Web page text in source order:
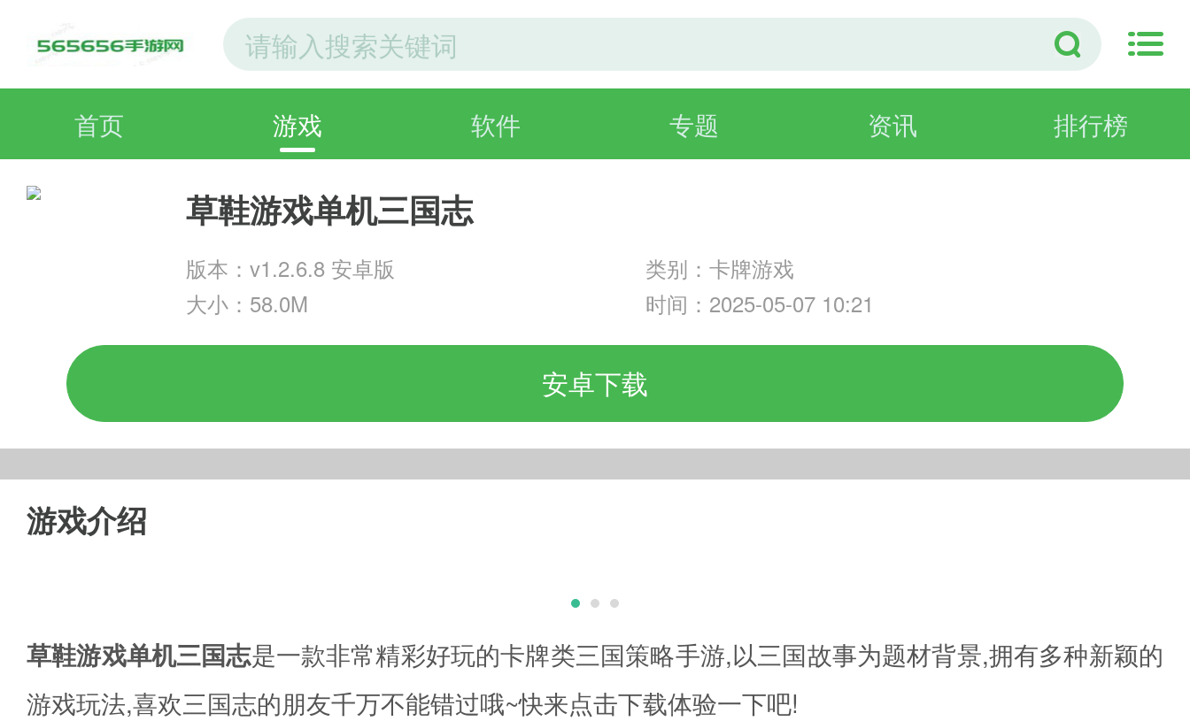
首页 游戏 软件 专题 资讯 排行榜
草鞋游戏单机三国志
版本：v1.2.6.8 安卓版
类别：卡牌游戏
大小：58.0M
时间：2025-05-07 10:21
安卓下载
游戏介绍
草鞋游戏单机三国志是一款非常精彩好玩的卡牌类三国策略手游,以三国故事为题材背景,拥有多种新颖的
游戏玩法,喜欢三国志的朋友千万不能错过哦~快来点击下载体验一下吧!